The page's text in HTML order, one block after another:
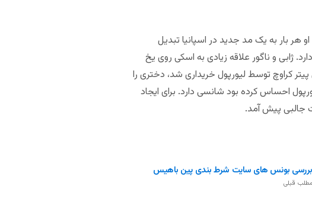
هر بار به یک مد جدید در اسپانیا تبدیل
ژابی و ناگور علاقه زیادی به اسکی روی یخ
پیتر کراوچ توسط لیورپول خریداری شد، دختری را
احساس کرده بود شانسی دارد. برای ایجاد
جالبی پیش آمد.
بررسی بونس های سایت شرط بندی پین باهیس
مطلب قبلی